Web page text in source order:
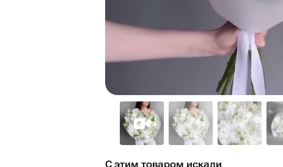
С этим товаром искали